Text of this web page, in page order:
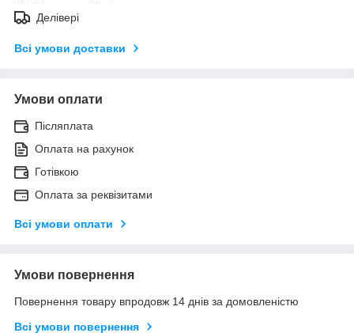
Делівері
Всі умови доставки
Умови оплати
Післяплата
Оплата на рахунок
Готівкою
Оплата за реквізитами
Всі умови оплати
Умови повернення
Повернення товару впродовж 14 днів за домовленістю
Всі умови повернення